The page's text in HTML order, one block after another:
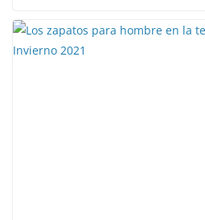
invierno.De seguro